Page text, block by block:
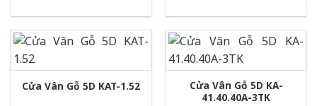
Cửa Vân Gỗ 5D KAT-1.52
Cửa Vân Gỗ 5D KA-
41.40.40A-3TK